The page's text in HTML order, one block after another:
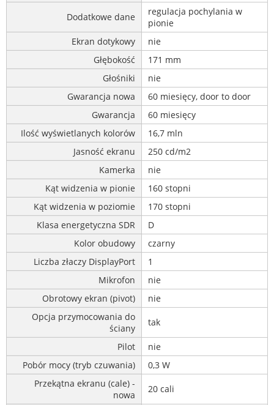
Dodatkowe dane
regulacja pochylania w
pionie
Ekran dotykowy
nie
Głębokość
171 mm
Głośniki
nie
Gwarancja nowa
60 miesięcy, door to door
Gwarancja
60 miesięcy
Ilość wyświetlanych kolorów
16,7 mln
Jasność ekranu
250 cd/m2
Kamerka
nie
Kąt widzenia w pionie
160 stopni
Kąt widzenia w poziomie
170 stopni
Klasa energetyczna SDR
D
Kolor obudowy
czarny
Liczba złaczy DisplayPort
1
Mikrofon
nie
Obrotowy ekran (pivot)
nie
Opcja przymocowania do
ściany
tak
Pilot
nie
Pobór mocy (tryb czuwania)
0,3 W
Przekątna ekranu (cale) -
nowa
20 cali